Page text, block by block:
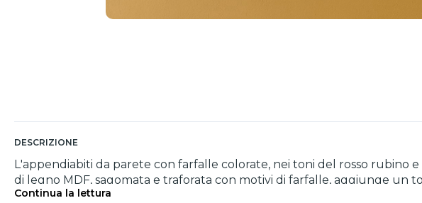
DESCRIZIONE
L'appendiabiti da parete con farfalle colorate, nei toni del rosso rubino
di legno MDF, sagomata e traforata con motivi di farfalle, aggiunge un
camere da letto. Dotato di quattro robusti pomelli in metallo grigio, offre un supporto sicuro per appendere abiti, borse e accessori. Il montaggio è estremamente
Continua la lettura